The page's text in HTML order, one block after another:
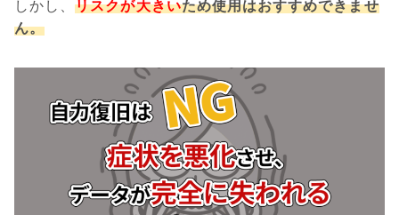
しかし、リスクが大きいため使用はおすすめできませ
ん。